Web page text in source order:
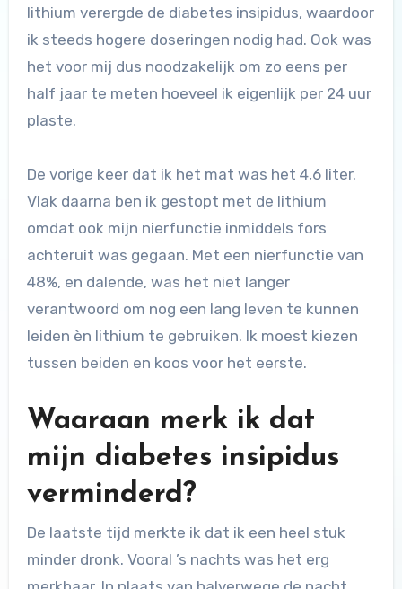
lithium verergde de diabetes insipidus, waardoor
ik steeds hogere doseringen nodig had. Ook was
het voor mij dus noodzakelijk om zo eens per
half jaar te meten hoeveel ik eigenlijk per 24 uur
plaste.
De vorige keer dat ik het mat was het 4,6 liter.
Vlak daarna ben ik gestopt met de lithium
omdat ook mijn nierfunctie inmiddels fors
achteruit was gegaan. Met een nierfunctie van
48%, en dalende, was het niet langer
verantwoord om nog een lang leven te kunnen
leiden èn lithium te gebruiken. Ik moest kiezen
tussen beiden en koos voor het eerste.
Waaraan merk ik dat
mijn diabetes insipidus
verminderd?
De laatste tijd merkte ik dat ik een heel stuk
minder dronk. Vooral ’s nachts was het erg